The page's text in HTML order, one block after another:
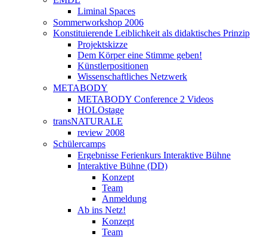
Liminal Spaces
Sommerworkshop 2006
Konstituierende Leiblichkeit als didaktisches Prinzip
Projektskizze
Dem Körper eine Stimme geben!
Künstlerpositionen
Wissenschaftliches Netzwerk
METABODY
METABODY Conference 2 Videos
HOLOstage
transNATURALE
review 2008
Schülercamps
Ergebnisse Ferienkurs Interaktive Bühne
Interaktive Bühne (DD)
Konzept
Team
Anmeldung
Ab ins Netz!
Konzept
Team